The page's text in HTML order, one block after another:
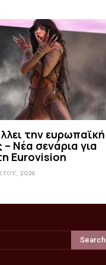
την ευρωπαϊκή
– Νέα σενάρια για
Eurovision
2026
Search